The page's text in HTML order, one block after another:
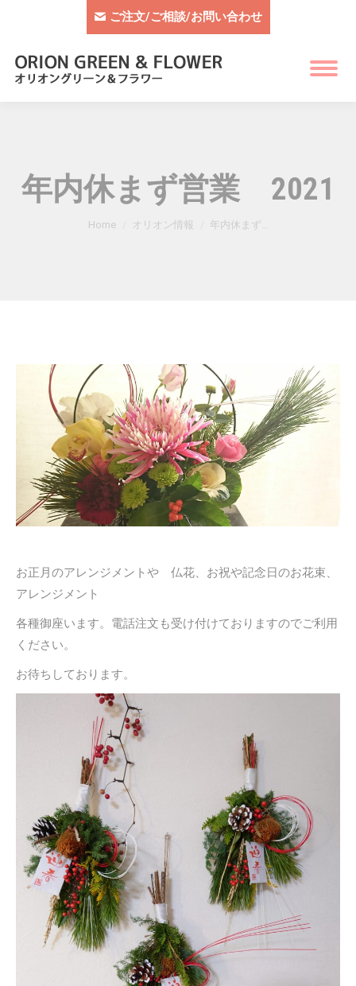
ご注文/ご相談/お問い合わせ
年内休まず営業 2021
You are here:
Home オリオン情報 年内休まず…
お正月のアレンジメントや 仏花、お祝や記念日のお花束、
アレンジメント
各種御座います。電話注文も受け付けておりますのでご利用
ください。
お待ちしております。